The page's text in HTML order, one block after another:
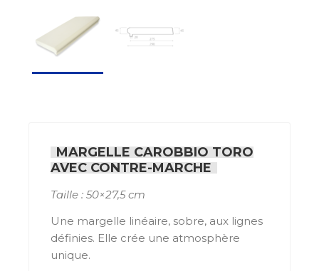
MARGELLE CAROBBIO TORO
AVEC CONTRE-MARCHE
Taille : 50×27,5 cm
Une margelle linéaire, sobre, aux lignes
définies. Elle crée une atmosphère
unique.